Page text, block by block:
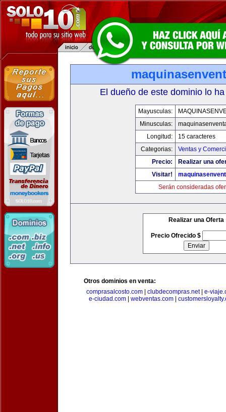
El dueño de este dominio lo
Mayusculas:
Minusculas:
Longitud:
15 caracteres
Categorias:
Ventas y
Precio:
Realizar una
Visitar!
Serán consideradas
Realizar una Oferta
Precio Ofrecido $
Otros dominios en venta:
comprasalcosto.com
clubdecompras.net| e-
e-ciudad.com| webventas.com|